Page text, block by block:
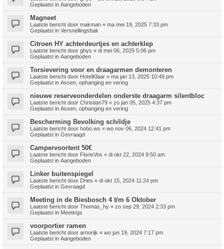
Geplaatst in Aangeboden
Magneet
Laatste bericht door makman « ma mei 19, 2025 7:33 pm
Geplaatst in Versnellingsbak
Citroen HY achterdeurtjes en achterklep
Laatste bericht door ghys « di mei 06, 2025 5:06 pm
Geplaatst in Aangeboden
Torsievering voor en draagarmen demonteren
Laatste bericht door HotelKlaar « ma jan 13, 2025 10:49 pm
Geplaatst in Assen, ophanging en vering
nieuwe reserveonderdelen onderste draagarm silentbloc
Laatste bericht door Christian79 « zo jan 05, 2025 4:37 pm
Geplaatst in Assen, ophanging en vering
Bescherming Bevolking schildje
Laatste bericht door hobo.ws « wo nov 06, 2024 12:41 pm
Geplaatst in Gevraagd
Campervoortent 50€
Laatste bericht door FlorisVos « di okt 22, 2024 9:50 am
Geplaatst in Aangeboden
Linker buitenspiegel
Laatste bericht door Dries « di okt 15, 2024 11:24 pm
Geplaatst in Gevraagd
Meeting in de Biesbosch 4 t/m 6 Oktober
Laatste bericht door Thomas_hy « zo sep 29, 2024 2:33 pm
Geplaatst in Meetings
voorportier ramen
Laatste bericht door arnorijk « wo jun 19, 2024 7:17 pm
Geplaatst in Aangeboden